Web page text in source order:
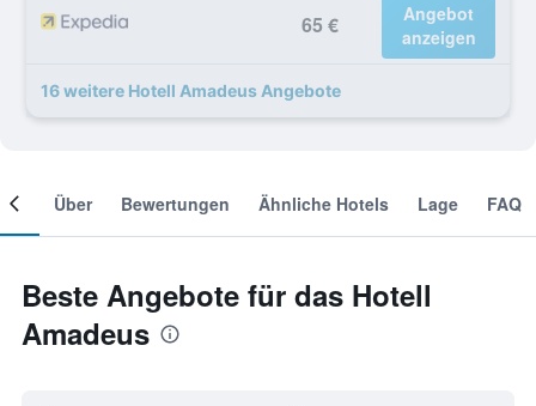
65 €
Angebot
anzeigen
16 weitere Hotell Amadeus Angebote
Über Bewertungen Ähnliche Hotels Lage FAQ
Beste Angebote für das Hotell
Amadeus